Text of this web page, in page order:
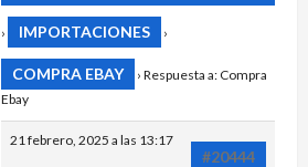
› IMPORTACIONES ›
COMPRA EBAY › Respuesta a: Compra
Ebay
21 febrero, 2025 a las 13:17
#20444